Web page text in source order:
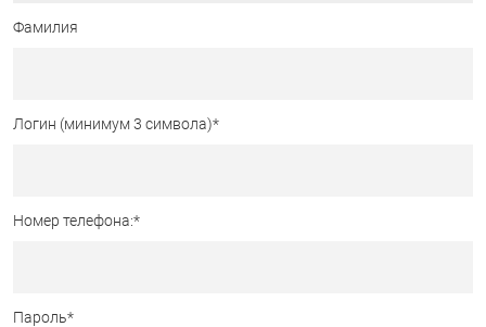
Фамилия
Логин (минимум 3 символа)*
Номер телефона:*
Пароль*